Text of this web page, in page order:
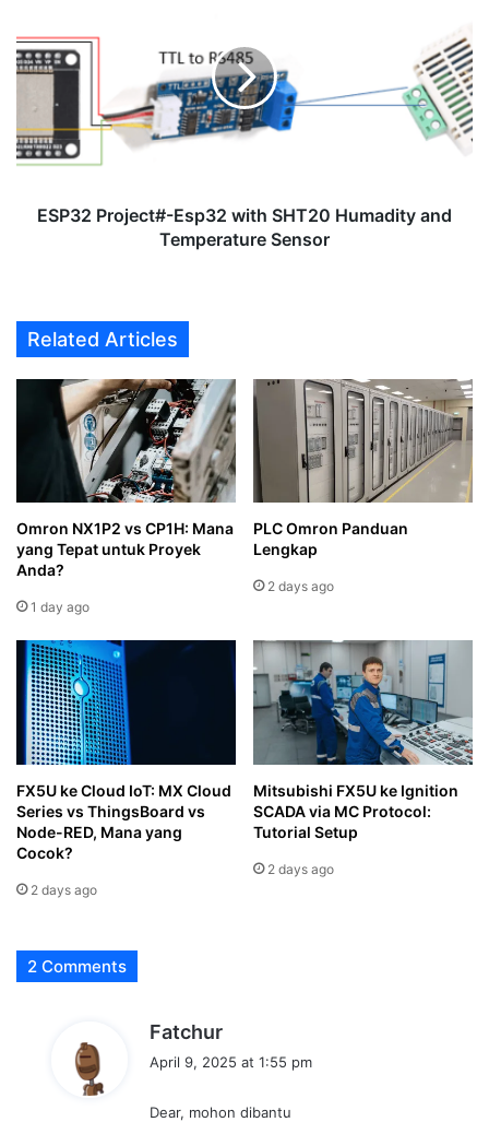
Esp32
with
SHT20
Humadity
and
Temperature
Sensor
ESP32 Project#-Esp32 with SHT20 Humadity and
Temperature Sensor
Related Articles
Omron NX1P2 vs CP1H: Mana
yang Tepat untuk Proyek
Anda?
1 day ago
PLC Omron Panduan
Lengkap
2 days ago
FX5U ke Cloud IoT: MX Cloud
Series vs ThingsBoard vs
Node-RED, Mana yang
Cocok?
2 days ago
Mitsubishi FX5U ke Ignition
SCADA via MC Protocol:
Tutorial Setup
2 days ago
2 Comments
Fatchur
April 9, 2025 at 1:55 pm
Dear, mohon dibantu